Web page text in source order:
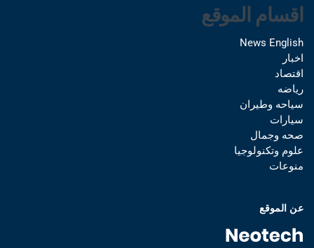
اقسام الموقع
News English
اخبار
اقتصاد
رياضه
سياحه وطيران
سيارات
صحه وجمال
علوم وتكنولوجيا
منوعات
عن الموقع